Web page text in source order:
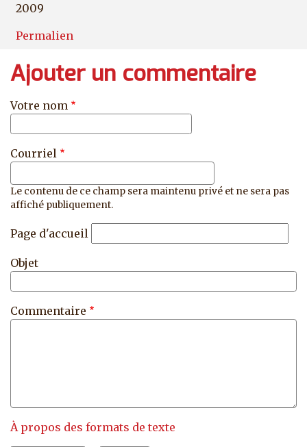
2009
Permalien
Ajouter un commentaire
Votre nom
Courriel
Le contenu de ce champ sera maintenu privé et ne sera pas
affiché publiquement.
Page d'accueil
Objet
Commentaire
À propos des formats de texte